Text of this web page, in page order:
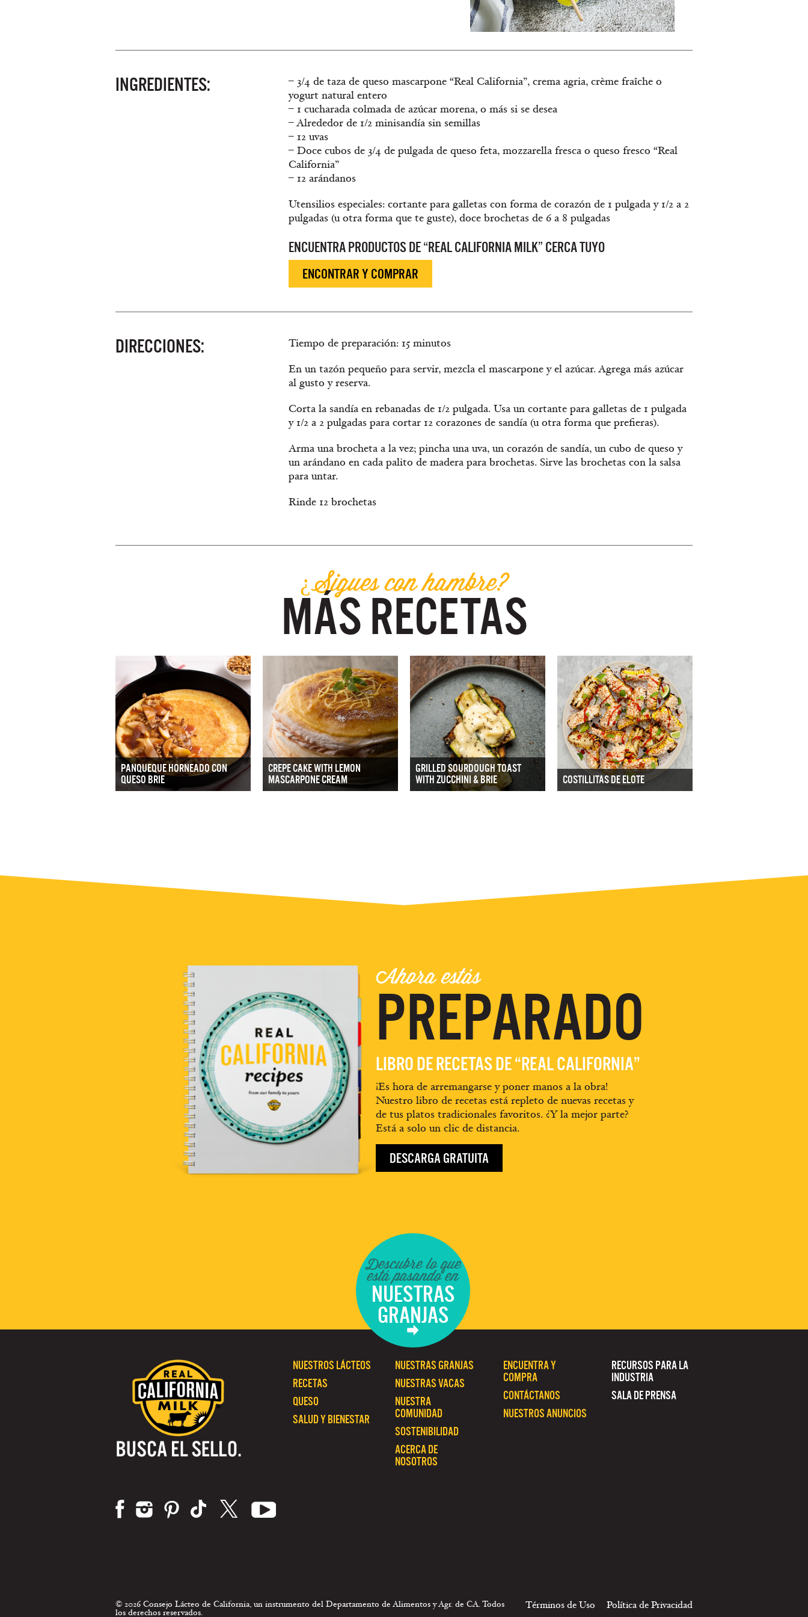
INGREDIENTES:
– 3/4 de taza de queso mascarpone “Real California”, crema agria, crème fraîche o
yogurt natural entero
– 1 cucharada colmada de azúcar morena, o más si se desea
– Alrededor de 1/2 minisandía sin semillas
– 12 uvas
– Doce cubos de 3/4 de pulgada de queso feta, mozzarella fresca o queso fresco “Real
California”
– 12 arándanos
Utensilios especiales: cortante para galletas con forma de corazón de 1 pulgada y 1/2 a 2
pulgadas (u otra forma que te guste), doce brochetas de 6 a 8 pulgadas
ENCUENTRA PRODUCTOS DE “REAL CALIFORNIA MILK” CERCA TUYO
ENCONTRAR Y COMPRAR
DIRECCIONES:
Tiempo de preparación: 15 minutos
En un tazón pequeño para servir, mezcla el mascarpone y el azúcar. Agrega más azúcar
al gusto y reserva.
Corta la sandía en rebanadas de 1/2 pulgada. Usa un cortante para galletas de 1 pulgada
y 1/2 a 2 pulgadas para cortar 12 corazones de sandía (u otra forma que prefieras).
Arma una brocheta a la vez; pincha una uva, un corazón de sandía, un cubo de queso y
un arándano en cada palito de madera para brochetas. Sirve las brochetas con la salsa
para untar.
Rinde 12 brochetas
¿Sigues con hambre?
MÁS RECETAS
PANQUEQUE HORNEADO CON
QUESO BRIE
CREPE CAKE WITH LEMON
MASCARPONE CREAM
GRILLED SOURDOUGH TOAST
WITH ZUCCHINI & BRIE
COSTILLITAS DE ELOTE
Ahora estás
PREPARADO
LIBRO DE RECETAS DE “REAL CALIFORNIA”
¡Es hora de arremangarse y poner manos a la obra!
Nuestro libro de recetas está repleto de nuevas recetas y
de tus platos tradicionales favoritos. ¿Y la mejor parte?
Está a solo un clic de distancia.
DESCARGA GRATUITA
Descubre lo que
está pasando en
NUESTRAS
GRANJAS
RECURSOS PARA LA
INDUSTRIA
SALA DE PRENSA
ENCUENTRA Y
COMPRA
CONTÁCTANOS
NUESTROS ANUNCIOS
NUESTRAS GRANJAS
NUESTRAS VACAS
NUESTRA
COMUNIDAD
SOSTENIBILIDAD
ACERCA DE
NOSOTROS
NUESTROS LÁCTEOS
RECETAS
QUESO
SALUD Y BIENESTAR
© 2026 Consejo Lácteo de California, un instrumento del Departamento de Alimentos y Agr. de CA. Todos
los derechos reservados.
Términos de Uso Política de Privacidad